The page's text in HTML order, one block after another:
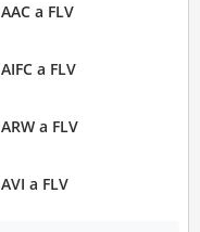
AAC a FLV
AIFC a FLV
ARW a FLV
AVI a FLV